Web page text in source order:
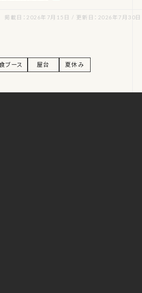
掲載日：2026年7月15日 / 更新日：2026年7月30日
ブース 屋台 夏休み